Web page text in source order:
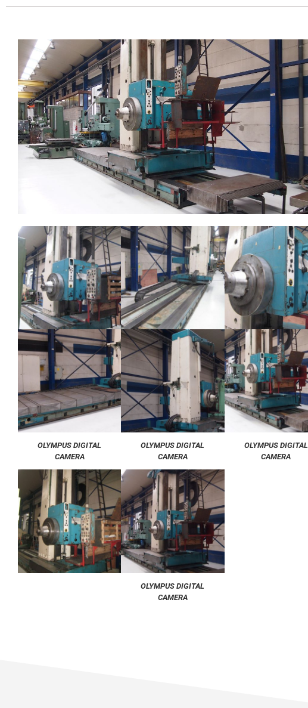
OLYMPUS DIGITAL
CAMERA
OLYMPUS DIGITAL
CAMERA
OLYMPUS DIGITAL
CAMERA
OLYMPUS DIGITAL
CAMERA